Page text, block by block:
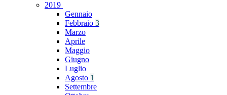
2019
Gennaio
Febbraio 3
Marzo
Aprile
Maggio
Giugno
Luglio
Agosto 1
Settembre